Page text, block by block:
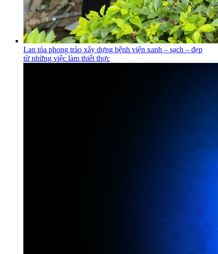
Lan tỏa phong trào xây dựng bệnh viện xanh – sạch – đẹp
từ những việc làm thiết thực